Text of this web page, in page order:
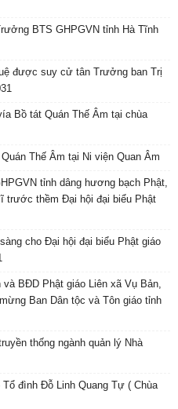
BTS GHPGVN tỉnh Hà Tĩnh
được suy cử tân Trưởng ban Trị
Bồ tát Quán Thế Âm tại chùa
Thế Âm tại Ni viện Quan Âm
tỉnh dâng hương bạch Phật,
trước thềm Đại hội đại biểu Phật
cho Đại hội đại biểu Phật giáo
BĐD Phật giáo Liên xã Vụ Bản,
Ban Dân tộc và Tôn giáo tỉnh
thống ngành quản lý Nhà
đình Đỗ Linh Quang Tự ( Chùa